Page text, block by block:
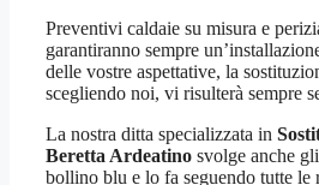
Preventivi caldaie su misura e
garantiranno sempre
delle vostre aspettative, la
scegliendo noi, vi risulterà sempre
La nostra ditta specializzata in
Beretta Ardeatino svolge anche
bollino blu e lo fa seguendo tutte le